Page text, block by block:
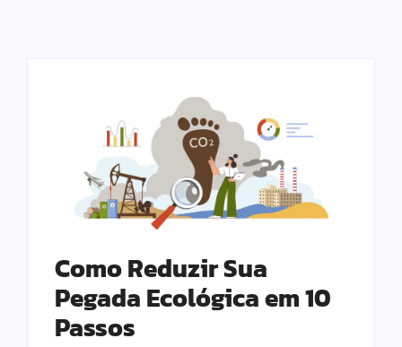
Como Reduzir Sua
Pegada Ecológica em 10
Passos